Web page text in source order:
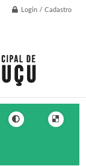
Login / Cadastro